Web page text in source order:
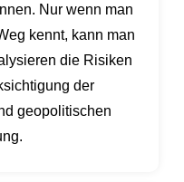
Nur wenn man
kennt, kann man
die Risiken
der
geopolitischen